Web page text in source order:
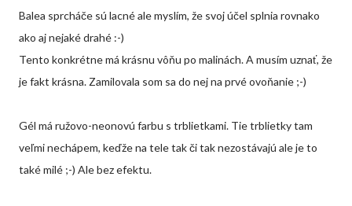
Balea sprcháče sú lacné ale myslím, že svoj účel splnia rovnako
ako aj nejaké drahé :-)
Tento konkrétne má krásnu vôňu po malinách. A musím uznať, že
je fakt krásna. Zamilovala som sa do nej na prvé ovoňanie ;-)
Gél má ružovo-neonovú farbu s trblietkami. Tie trblietky tam
veľmi nechápem, keďže na tele tak či tak nezostávajú ale je to
také milé ;-) Ale bez efektu.